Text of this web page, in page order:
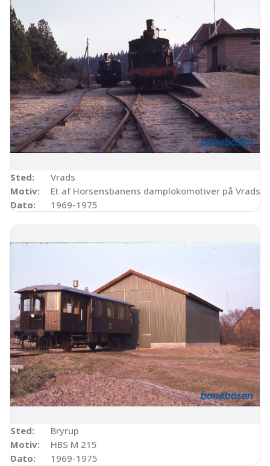
Sted:
Vrads
Motiv:
Et af Horsensbanens damplokomotiver på Vrads
Dato:
1969-1975
Sted:
Bryrup
Motiv:
HBS M 215
Dato:
1969-1975